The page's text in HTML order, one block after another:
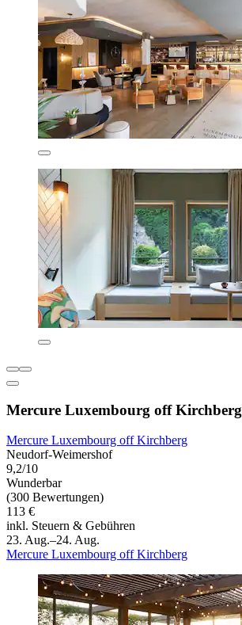
Mercure Luxembourg off Kirchberg
Mercure Luxembourg off Kirchberg
Neudorf-Weimershof
9,2/10
Wunderbar
(300 Bewertungen)
113 €
inkl. Steuern & Gebühren
23. Aug.–24. Aug.
Mercure Luxembourg off Kirchberg